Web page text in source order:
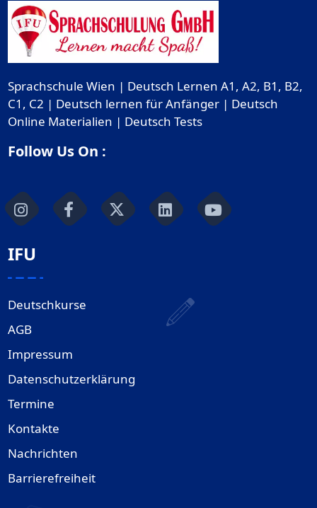
Sprachschule Wien | Deutsch Lernen A1, A2, B1, B2,
C1, C2 | Deutsch lernen für Anfänger | Deutsch
Online Materialien | Deutsch Tests
Follow Us On :
IFU
Deutschkurse
AGB
Impressum
Datenschutzerklärung
Termine
Kontakte
Nachrichten
Barrierefreiheit